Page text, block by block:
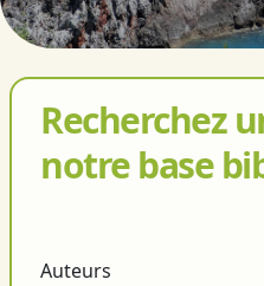
Recherchez
notre base
Auteurs